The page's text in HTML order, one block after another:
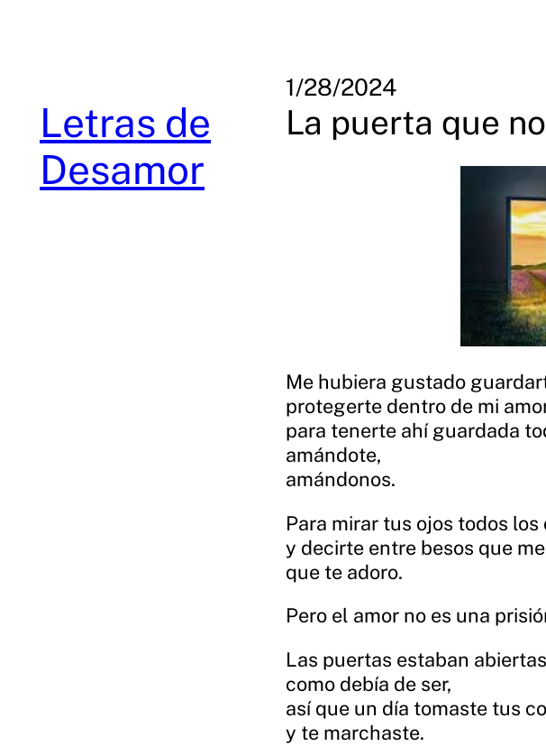
Letras de
Desamor
1/28/2024
La puerta que
Me hubiera gustado
protegerte dentro de mi
para tenerte ahí guardada
amándote,
amándonos.
Para mirar tus ojos todos los
y decirte entre besos que
que te adoro.
Pero el amor no es una
Las puertas estaban
como debía de ser,
así que un día tomaste tus
y te marchaste.